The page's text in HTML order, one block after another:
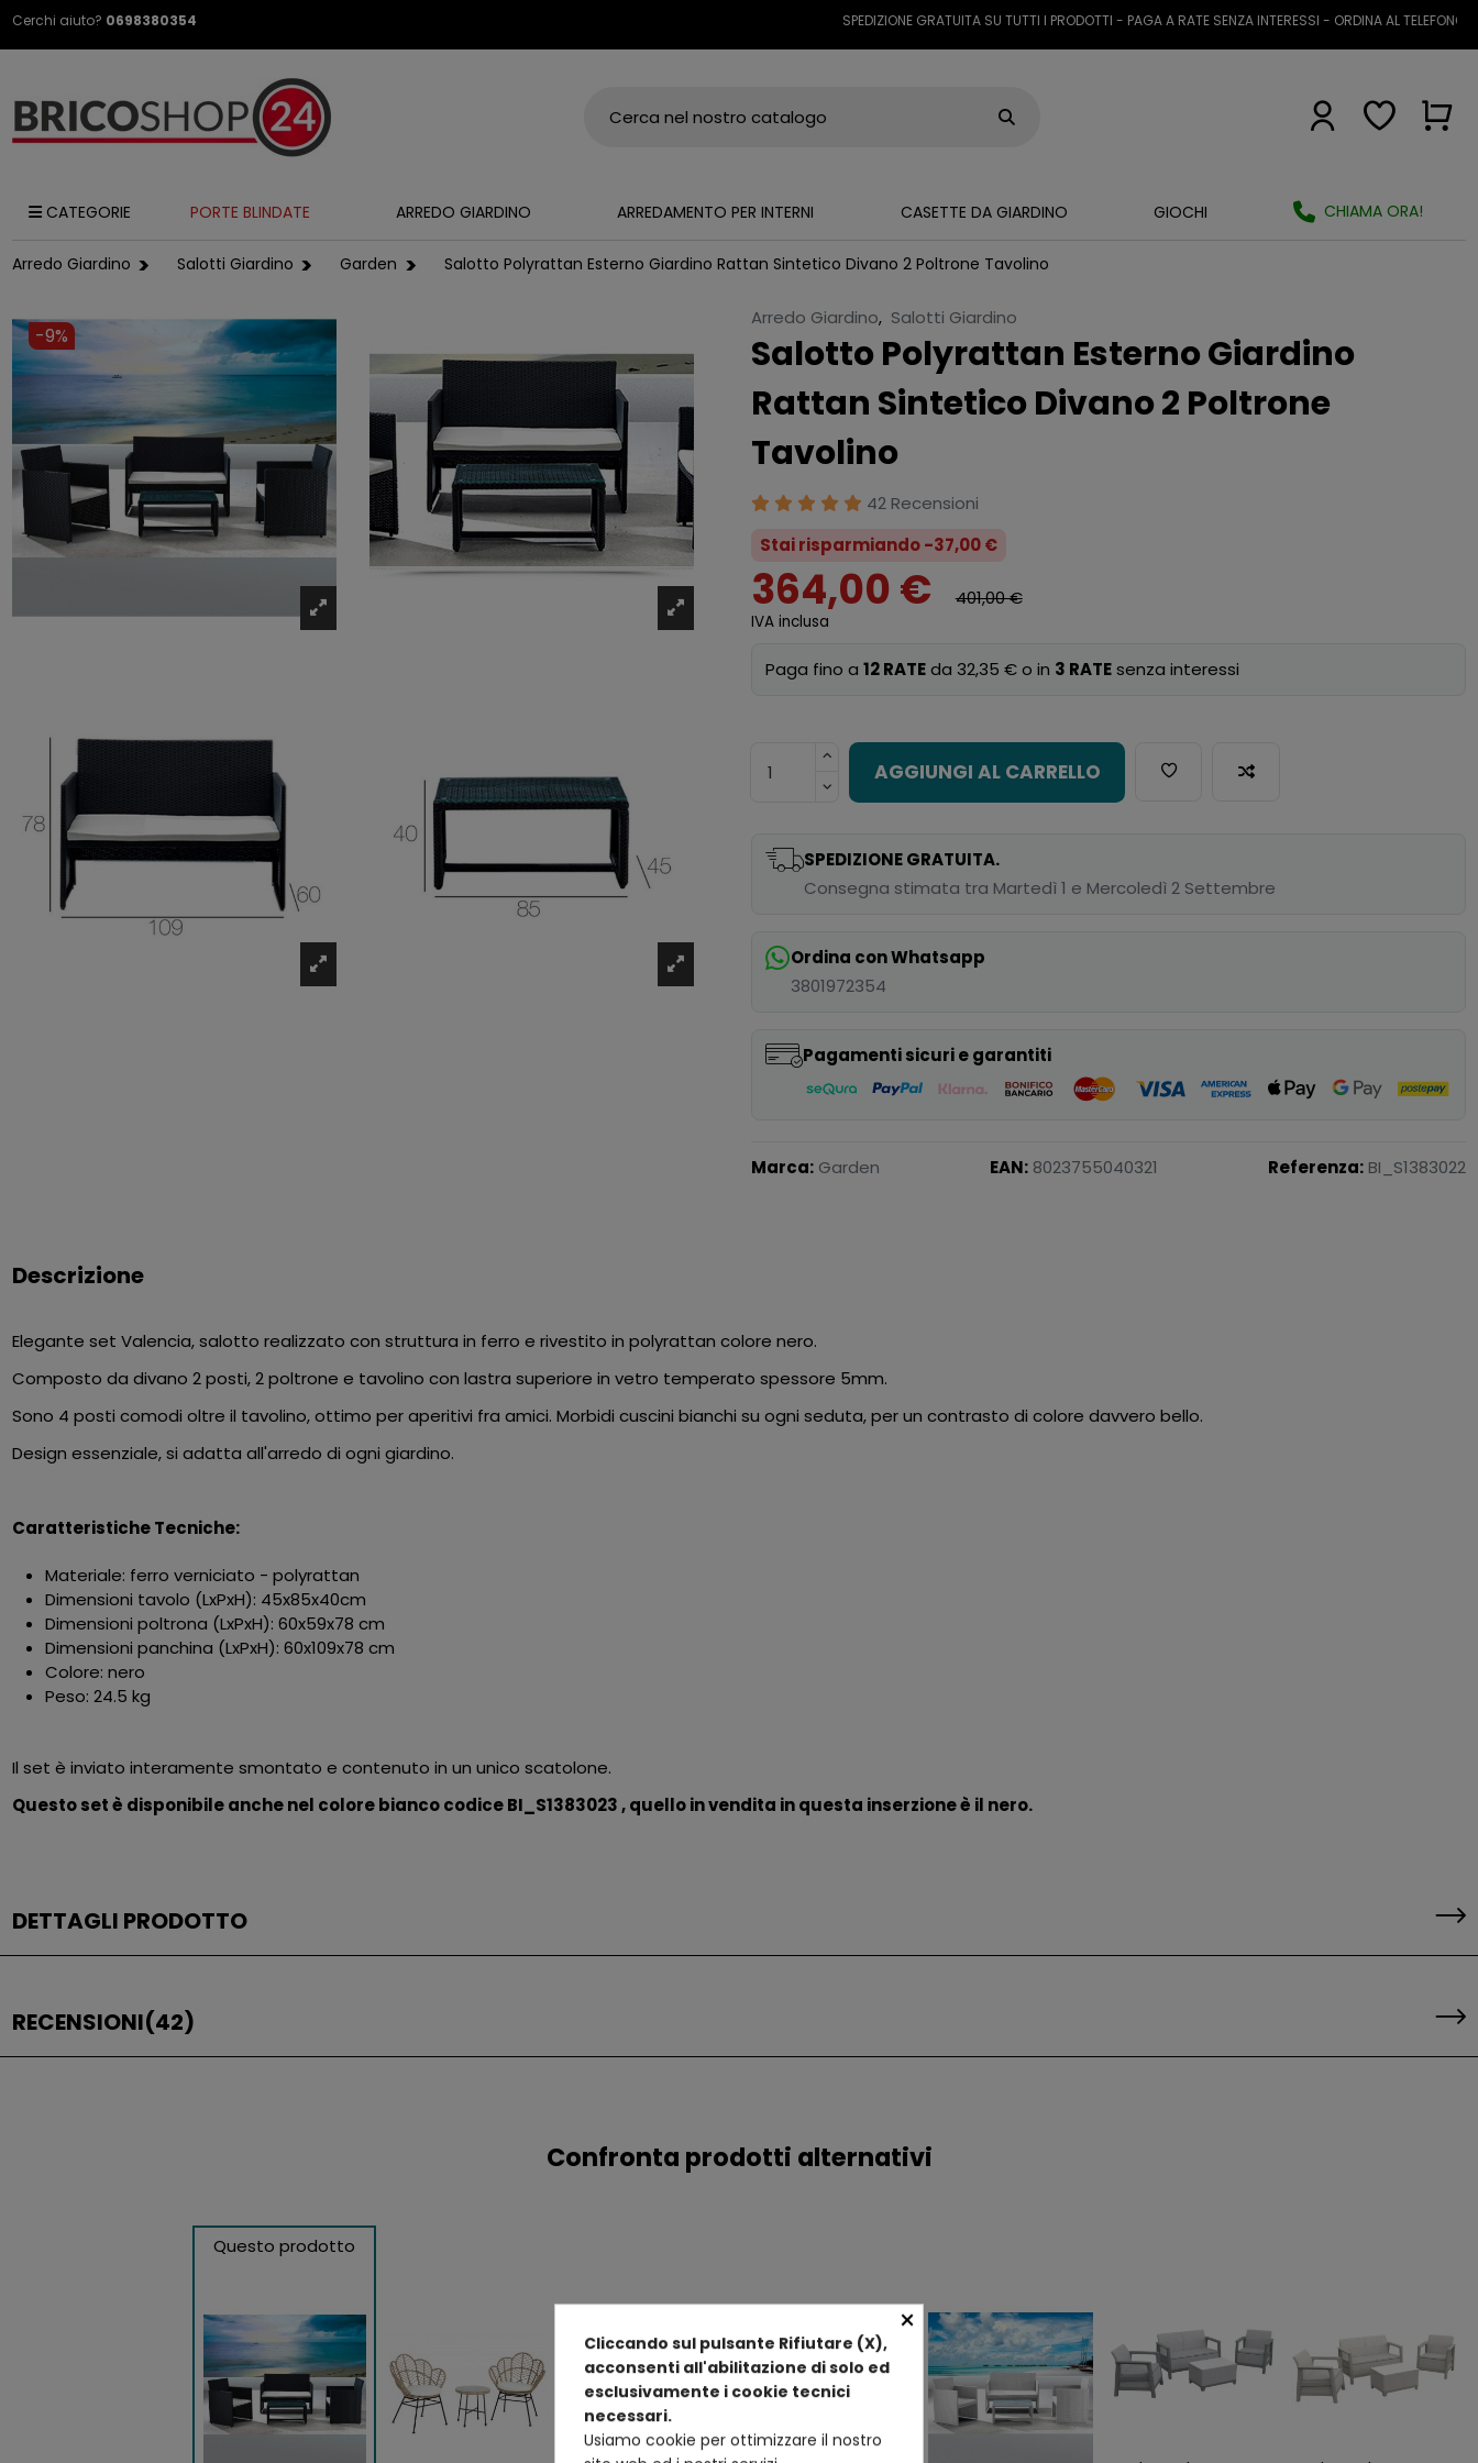
Cerchi aiuto? 0698380354 SPEDIZIONE GRATUITA SU TUTTI I PRODOTTI - PAGA A RATE SENZA INTERESSI - ORDINA AL TELEFONO O
CATEGORIE PORTE BLINDATE ARREDO GIARDINO ARREDAMENTO PER INTERNI CASETTE DA GIARDINO GIOCHI CHIAMA ORA!
Arredo Giardino Salotti Giardino Garden Salotto Polyrattan Esterno Giardino Rattan Sintetico Divano 2 Poltrone Tavolino
-9%
Arredo Giardino, Salotti Giardino
Salotto Polyrattan Esterno Giardino
Rattan Sintetico Divano 2 Poltrone
Tavolino
42 Recensioni
Stai risparmiando -37,00 €
364,00 € 401,00 €
IVA inclusa
Paga fino a12 RATEda 32,35 € o in 3 RATEsenza interessi
AGGIUNGI AL CARRELLO
SPEDIZIONE GRATUITA.
Consegna stimata tra Martedì 1 e Mercoledì 2 Settembre
Ordina con Whatsapp
3801972354
Pagamenti sicuri e garantiti
Marca: Garden EAN: 8023755040321 Referenza: BI_S1383022
Descrizione
Elegante set Valencia, salotto realizzato con struttura in ferro e rivestito in polyrattan colore nero.
Composto da divano 2 posti, 2 poltrone e tavolino con lastra superiore in vetro temperato spessore 5mm.
Sono 4 posti comodi oltre il tavolino, ottimo per aperitivi fra amici. Morbidi cuscini bianchi su ogni seduta, per un contrasto di colore davvero bello.
Design essenziale, si adatta all'arredo di ogni giardino.
Caratteristiche Tecniche:
Materiale: ferro verniciato - polyrattan
Dimensioni tavolo (LxPxH): 45x85x40cm
Dimensioni poltrona (LxPxH): 60x59x78 cm
Dimensioni panchina (LxPxH): 60x109x78 cm
Colore: nero
Peso: 24.5 kg
Il set è inviato interamente smontato e contenuto in un unico scatolone.
Questo set è disponibile anche nel colore bianco codice BI_S1383023 , quello in vendita in questa inserzione è il nero.
DETTAGLI PRODOTTO
RECENSIONI(42)
Confronta prodotti alternativi
Questo prodotto
×
Cliccando sul pulsante Rifiutare (X),
acconsenti all'abilitazione di solo ed
esclusivamente i cookie tecnici
necessari.
Usiamo cookie per ottimizzare il nostro